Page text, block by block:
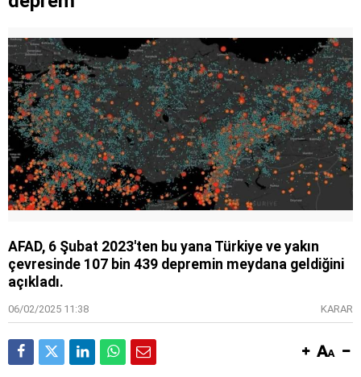
AFAD, 6 Şubat 2023'ten bu yana Türkiye ve yakın
çevresinde 107 bin 439 depremin meydana geldiğini
açıkladı.
06/02/2025 11:38 KARAR